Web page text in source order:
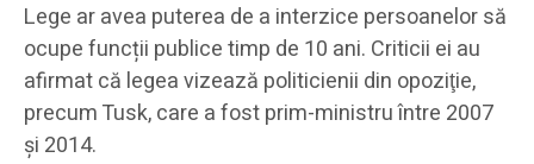
Lege ar avea puterea de a interzice persoanelor să
ocupe funcții publice timp de 10 ani. Criticii ei au
afirmat că legea vizează politicienii din opoziţie,
precum Tusk, care a fost prim-ministru între 2007
şi 2014.